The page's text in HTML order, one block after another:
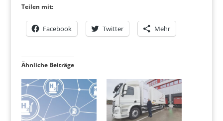
Teilen mit:
Facebook Twitter Mehr
Ähnliche Beiträge